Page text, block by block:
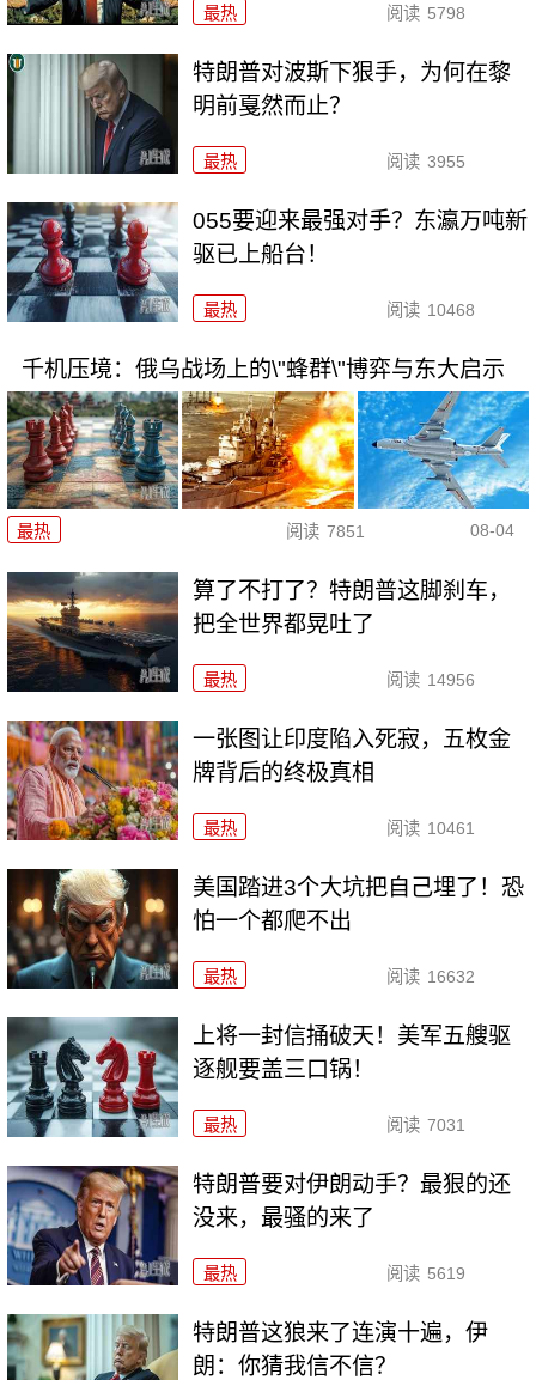
最热 阅读 5798
特朗普对波斯下狠手，为何在黎
明前戛然而止？
最热 阅读 3955
055要迎来最强对手？东瀛万吨新
驱已上船台！
最热 阅读 10468
千机压境：俄乌战场上的\"蜂群\"博弈与东大启示
最热 阅读 7851 08-04
算了不打了？特朗普这脚刹车，
把全世界都晃吐了
最热 阅读 14956
一张图让印度陷入死寂，五枚金
牌背后的终极真相
最热 阅读 10461
美国踏进3个大坑把自己埋了！恐
怕一个都爬不出
最热 阅读 16632
上将一封信捅破天！美军五艘驱
逐舰要盖三口锅！
最热 阅读 7031
特朗普要对伊朗动手？最狠的还
没来，最骚的来了
最热 阅读 5619
特朗普这狼来了连演十遍，伊
朗：你猜我信不信？